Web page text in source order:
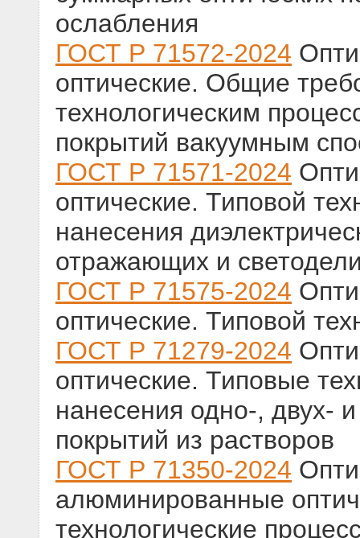
ослабления
ГОСТ Р 71572-2024
оптические. Общие
технологическим
покрытий вакуумным
ГОСТ Р 71571-2024
оптические. Типовой
нанесения
отражающих и
ГОСТ Р 71575-2024
оптические. Типовой
ГОСТ Р 71279-2024
оптические. Типовые
нанесения одно-, двух-
покрытий из растворов
ГОСТ Р 71350-2024
алюминированные
технологические